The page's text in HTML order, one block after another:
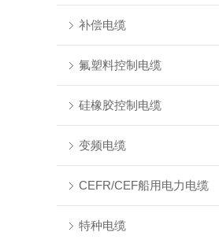
补偿电缆
氟塑料控制电缆
硅橡胶控制电缆
变频电缆
CEFR/CEF船用电力电缆
特种电缆